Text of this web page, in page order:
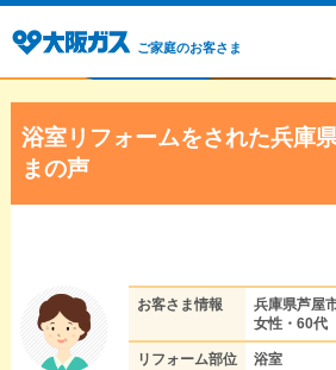
ご家庭のお客さま
浴室リフォームをされた兵庫
まの声
お客さま情報
兵庫県芦屋
女性・60代
リフォーム部位 浴室